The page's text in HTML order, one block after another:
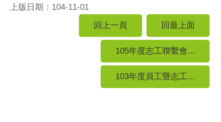
上版日期：104-11-01
回上一頁
回最上面
105年度志工聯繫會...
103年度員工暨志工...